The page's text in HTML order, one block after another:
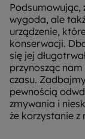
Podsumowując,
wygoda, ale
urządzenie,
konserwacji.
się jej
przynosząc
czasu.
pewnością
zmywania i
że korzystanie z